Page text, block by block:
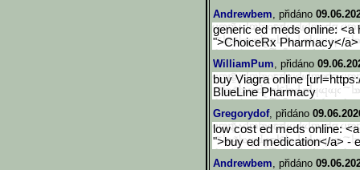
Andrewbem, přidáno
generic ed meds online:
">ChoiceRx Pharmacy</
WilliamPum, přidáno
buy Viagra online
BlueLine Pharmacy
Gregorydof, přidáno
low cost ed meds online:
">buy ed medication</a> -
Andrewbem, přidáno